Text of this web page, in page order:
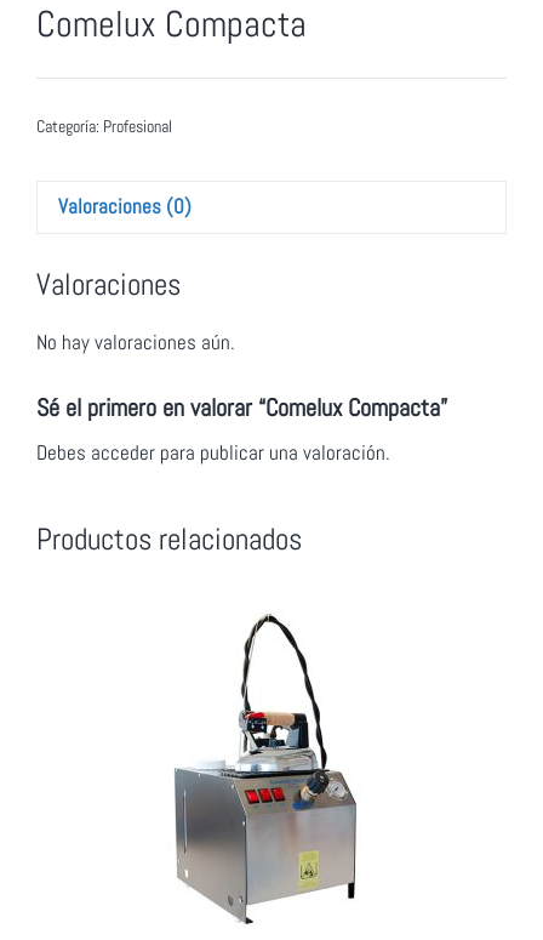
Comelux Compacta
Categoría: Profesional
Valoraciones (0)
Valoraciones
No hay valoraciones aún.
Sé el primero en valorar “Comelux Compacta”
Debes acceder para publicar una valoración.
Productos relacionados